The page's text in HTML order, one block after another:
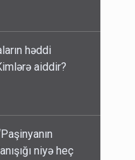
həddi
aiddir?
niyə heç